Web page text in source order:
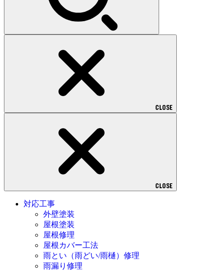
CLOSE
CLOSE
対応工事
外壁塗装
屋根塗装
屋根修理
屋根カバー工法
雨とい（雨どい/雨樋）修理
雨漏り修理